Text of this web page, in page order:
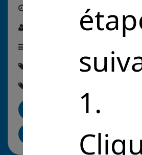
26/09/2022
ABEL SALAH
#Éducation
Me contacter
Partager sur
1.